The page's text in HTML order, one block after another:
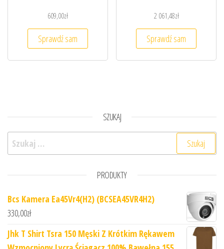
609,00zł
Sprawdź sam
2 061,48zł
Sprawdź sam
SZUKAJ
Szukaj:
PRODUKTY
Bcs Kamera Ea45Vr4(H2) (BCSEA45VR4H2)
330,00zł
Jhk T Shirt Tsra 150 Męski Z Krótkim Rękawem